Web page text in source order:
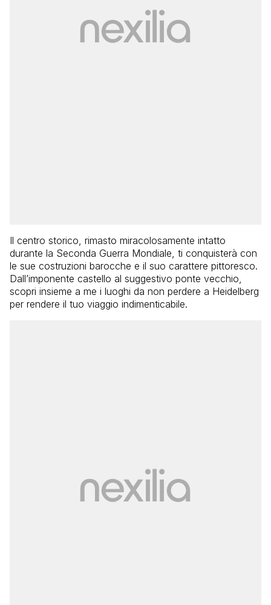
Il centro storico, rimasto miracolosamente intatto
durante la Seconda Guerra Mondiale, ti conquisterà con
le sue costruzioni barocche e il suo carattere pittoresco.
Dall’imponente castello al suggestivo ponte vecchio,
scopri insieme a me i luoghi da non perdere a Heidelberg
per rendere il tuo viaggio indimenticabile.